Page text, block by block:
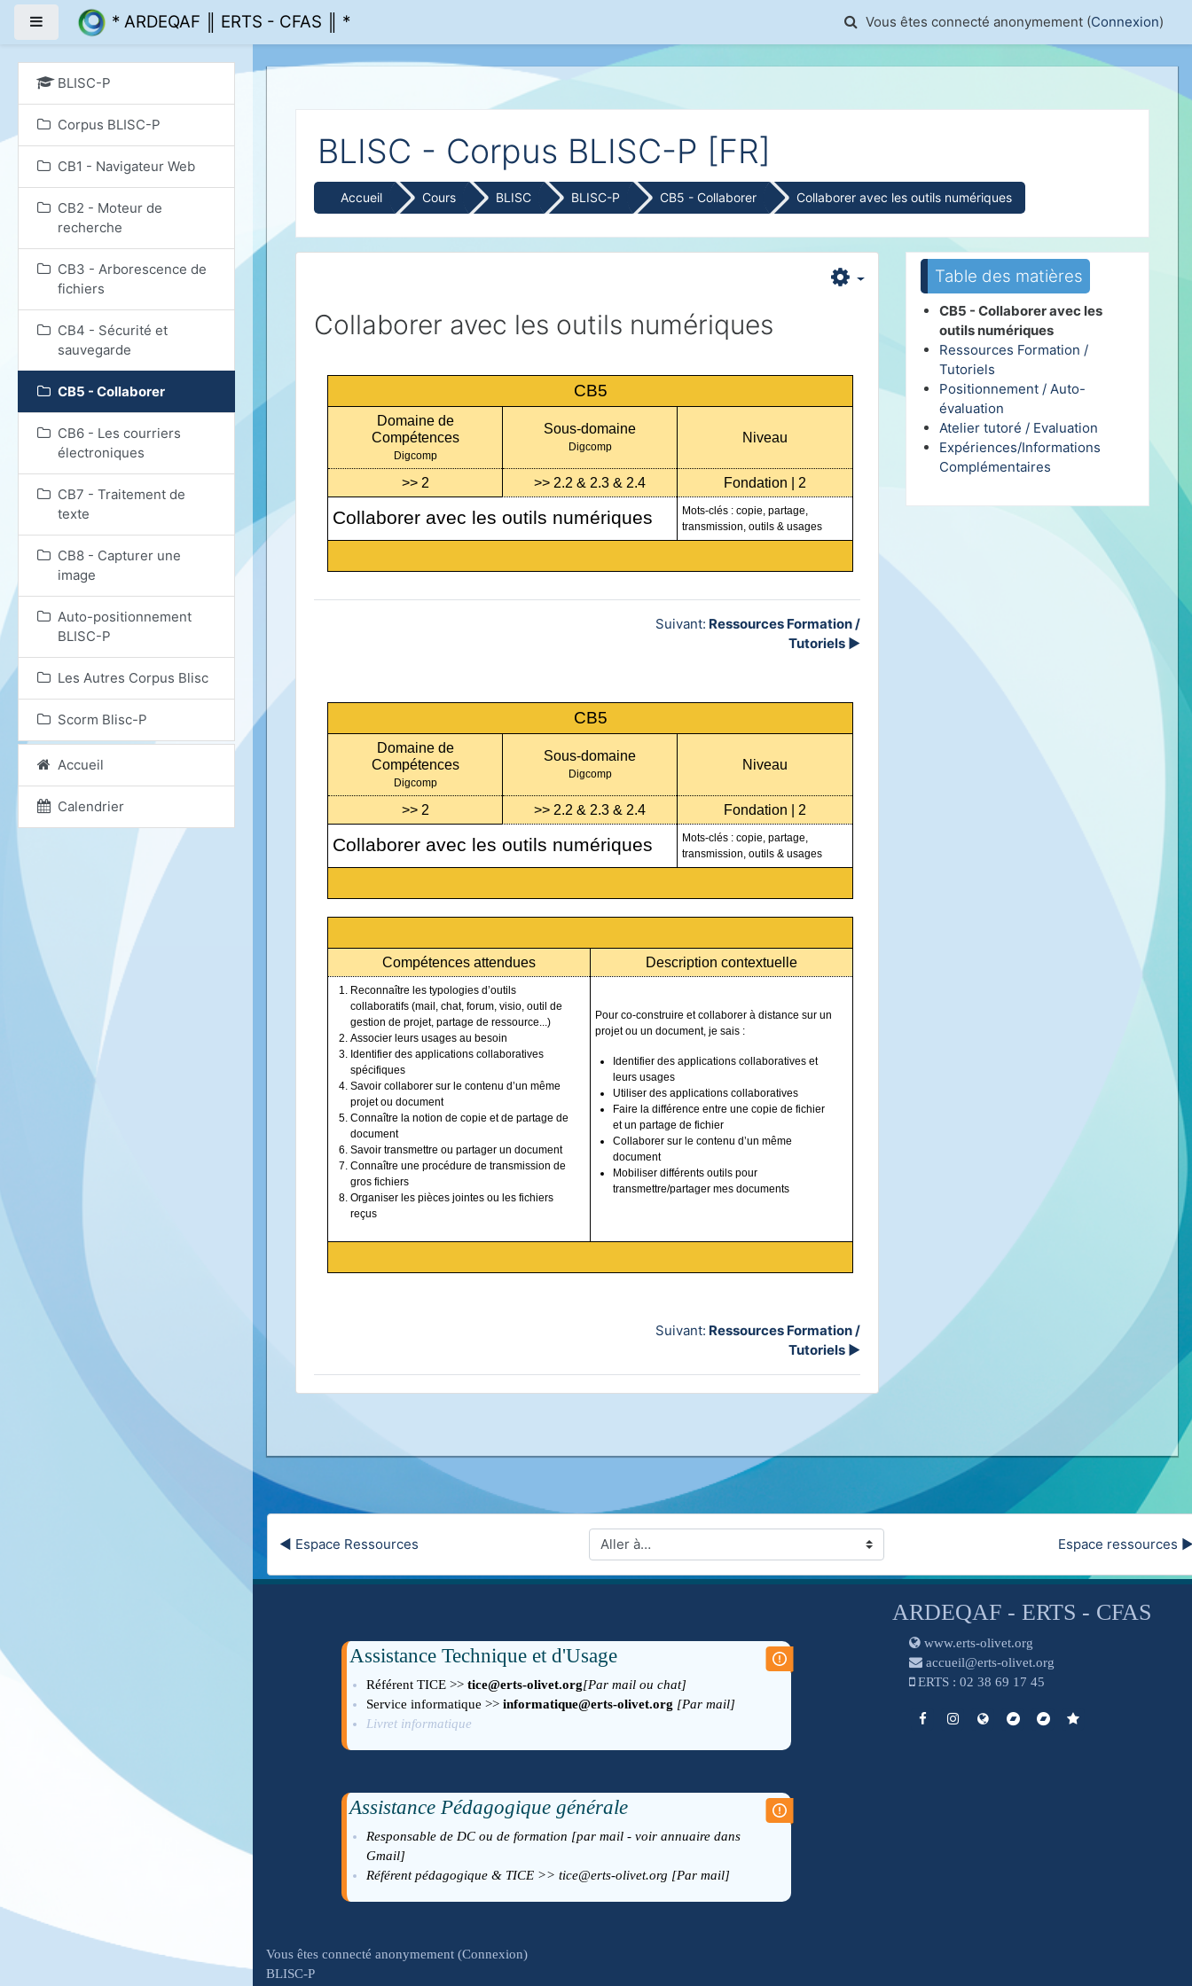
Passer au contenu principal
Panneau latéral* ARDEQAF ║ ERTS - CFAS ║ * Activer/désactiver la saisie de recherche
Vous êtes connecté anonymement (Connexion)
BLISC - Corpus BLISC-P [FR]
Accueil Cours BLISC BLISC-P CB5 - Collaborer Collaborer avec les outils numériques
Collaborer avec les outils numériques
CB5
Domaine de
Compétences
Digcomp
Sous-domaine
Digcomp
Niveau
>> 2 >> 2.2 & 2.3 & 2.4 Fondation | 2
Collaborer avec les outils numériques
Mots-clés : copie, partage,
transmission, outils & usages
Suivant: Ressources Formation /
Tutoriels ▶︎
CB5
Domaine de
Compétences
Digcomp
Sous-domaine
Digcomp
Niveau
>> 2 >> 2.2 & 2.3 & 2.4 Fondation | 2
Collaborer avec les outils numériques
Mots-clés : copie, partage,
transmission, outils & usages
Compétences attendues Description contextuelle
Reconnaître les typologies d’outils
collaboratifs (mail, chat, forum, visio, outil de
gestion de projet, partage de ressource...)
Associer leurs usages au besoin
Identifier des applications collaboratives
spécifiques
Savoir collaborer sur le contenu d’un même
projet ou document
Connaître la notion de copie et de partage de
document
Savoir transmettre ou partager un document
Connaître une procédure de transmission de
gros fichiers
Organiser les pièces jointes ou les fichiers
reçus
Pour co-construire et collaborer à distance sur un
projet ou un document, je sais :
Identifier des applications collaboratives et
leurs usages
Utiliser des applications collaboratives
Faire la différence entre une copie de fichier
et un partage de fichier
Collaborer sur le contenu d’un même
document
Mobiliser différents outils pour
transmettre/partager mes documents
Suivant: Ressources Formation /
Tutoriels ▶︎
Passer Table des matières
Table des matières
CB5 - Collaborer avec les
outils numériques
Ressources Formation /
Tutoriels
Positionnement / Auto-
évaluation
Atelier tutoré / Evaluation
Expériences/Informations
Complémentaires
BLISC-P
Corpus BLISC-P
CB1 - Navigateur Web
CB2 - Moteur de
recherche
CB3 - Arborescence de
fichiers
CB4 - Sécurité et
sauvegarde
CB5 - Collaborer
CB6 - Les courriers
électroniques
CB7 - Traitement de
texte
CB8 - Capturer une
image
Auto-positionnement
BLISC-P
Les Autres Corpus Blisc
Scorm Blisc-P
Accueil
Calendrier
◀︎ Espace Ressources Aller à… Espace ressources
Assistance Technique et d'Usage
Référent TICE >> tice@erts-olivet.org[Par mail ou chat]
Service informatique >> informatique@erts-olivet.org [Par mail]
Livret informatique
Assistance Pédagogique générale
Responsable de DC ou de formation [par mail - voir annuaire dans
Gmail]
Référent pédagogique & TICE >> tice@erts-olivet.org [Par mail]
Vous êtes connecté anonymement (Connexion)
BLISC-P
ARDEQAF - ERTS - CFAS
www.erts-olivet.org
accueil@erts-olivet.org
ERTS : 02 38 69 17 45
https://fr-fr.facebook.com/erts.olivet/
https://www.instagram.com/erts.officiel/
https://www.erts-olivet.org/
https://www.erts-olivet.org/
http://